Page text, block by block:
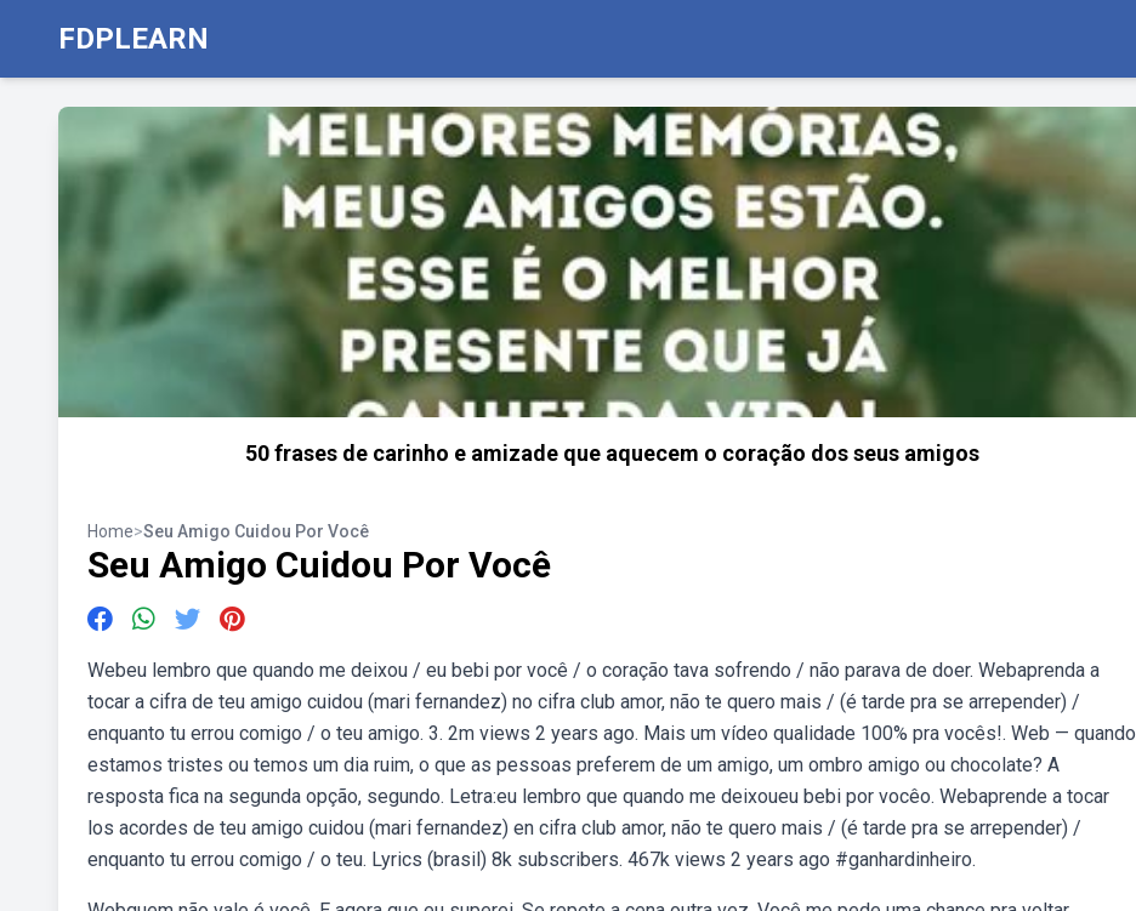
FDPLEARN
50 frases de carinho e amizade que aquecem o coração dos seus amigos
Home>Seu Amigo Cuidou Por Você
Seu Amigo Cuidou Por Você
Webeu lembro que quando me deixou / eu bebi por você / o coração tava sofrendo / não parava de doer. Webaprenda a
tocar a cifra de teu amigo cuidou (mari fernandez) no cifra club amor, não te quero mais / (é tarde pra se arrepender) /
enquanto tu errou comigo / o teu amigo. 3. 2m views 2 years ago. Mais um vídeo qualidade 100% pra vocês!. Web — quando
estamos tristes ou temos um dia ruim, o que as pessoas preferem de um amigo, um ombro amigo ou chocolate? A
resposta fica na segunda opção, segundo. Letra:eu lembro que quando me deixoueu bebi por vocêo. Webaprende a tocar
los acordes de teu amigo cuidou (mari fernandez) en cifra club amor, não te quero mais / (é tarde pra se arrepender) /
enquanto tu errou comigo / o teu. Lyrics (brasil) 8k subscribers. 467k views 2 years ago #ganhardinheiro.